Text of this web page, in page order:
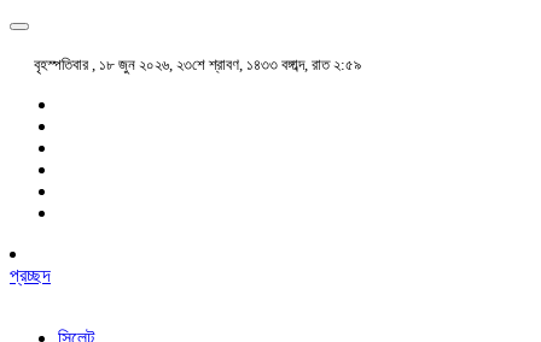
বৃহস্পতিবার , ১৮ জুন ২০২৬, ২৩শে শ্রাবণ, ১৪৩৩ বঙ্গাব্দ, রাত ২:৫৯
প্রচ্ছদ
সিলেট